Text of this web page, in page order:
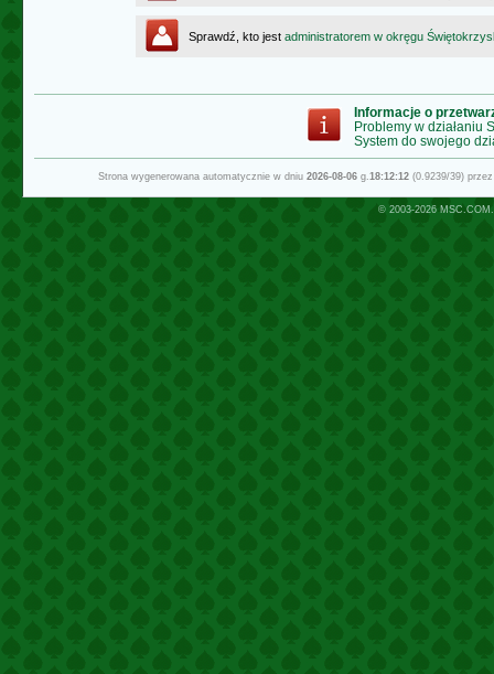
Sprawdź, kto jest administratorem w okręgu
Informacje o
Problemy w działaniu
System do swojego
Strona wygenerowana automatycznie w dniu 2026-08-06g.18:12:12(0.9239/39)
© 2003-2026